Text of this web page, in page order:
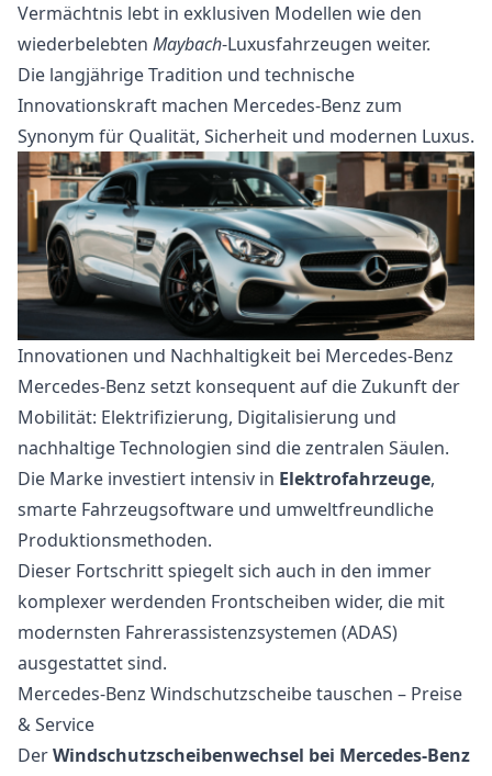
Vermächtnis lebt in exklusiven Modellen wie den
wiederbelebten Maybach-Luxusfahrzeugen weiter.
Die langjährige Tradition und technische
Innovationskraft machen Mercedes-Benz zum
Synonym für Qualität, Sicherheit und modernen Luxus.
Innovationen und Nachhaltigkeit bei Mercedes-Benz
Mercedes-Benz setzt konsequent auf die Zukunft der
Mobilität: Elektrifizierung, Digitalisierung und
nachhaltige Technologien sind die zentralen Säulen.
Die Marke investiert intensiv in Elektrofahrzeuge,
smarte Fahrzeugsoftware und umweltfreundliche
Produktionsmethoden.
Dieser Fortschritt spiegelt sich auch in den immer
komplexer werdenden Frontscheiben wider, die mit
modernsten Fahrerassistenzsystemen (ADAS)
ausgestattet sind.
Mercedes-Benz Windschutzscheibe tauschen – Preise
& Service
DerWindschutzscheibenwechsel bei Mercedes-Benz